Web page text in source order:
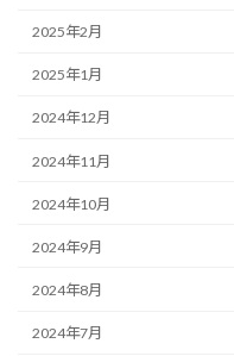
2025年2月
2025年1月
2024年12月
2024年11月
2024年10月
2024年9月
2024年8月
2024年7月